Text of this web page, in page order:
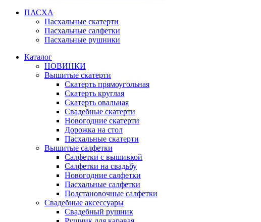
ПАСХА
Пасхальные скатерти
Пасхальные салфетки
Пасхальные рушники
Каталог
НОВИНКИ
Вышитые скатерти
Скатерть прямоугольная
Скатерть круглая
Скатерть овальная
Свадебные скатерти
Новогодние скатерти
Дорожка на стол
Пасхальные скатерти
Вышитые салфетки
Салфетки с вышивкой
Салфетки на свадьбу
Новогодние салфетки
Пасхальные салфетки
Подстановочные салфетки
Свадебные аксессуары
Свадебный рушник